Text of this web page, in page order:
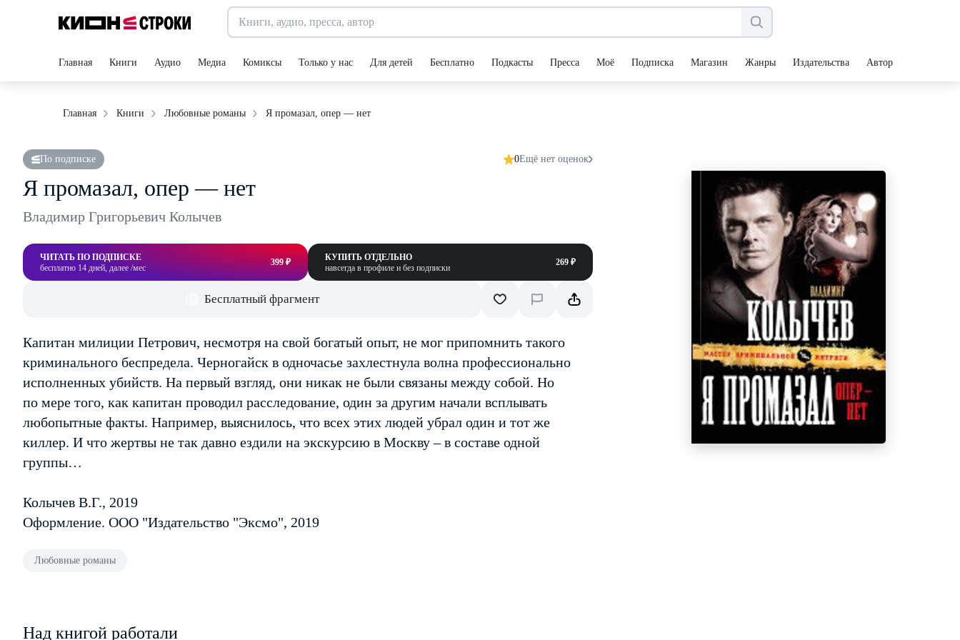
Главная Книги Аудио Медиа Комиксы Только у нас Для детей Бесплатно Подкасты Пресса Моё Подписка Магазин Жанры Издательства Авторы
Главная Книги Любовные романы Я промазал, опер — нет
По подписке 0Ещё нет оценок
Я промазал, опер — нет
Владимир Григорьевич Колычев
ЧИТАТЬ ПО ПОДПИСКЕ
бесплатно 14 дней, далее /мес
399 ₽
КУПИТЬ ОТДЕЛЬНО
навсегда в профиле и без подписки
269 ₽
Бесплатный фрагмент
Капитан милиции Петрович, несмотря на свой богатый опыт, не мог припомнить такого
криминального беспредела. Черногайск в одночасье захлестнула волна профессионально
исполненных убийств. На первый взгляд, они никак не были связаны между собой. Но
по мере того, как капитан проводил расследование, один за другим начали всплывать
любопытные факты. Например, выяснилось, что всех этих людей убрал один и тот же
киллер. И что жертвы не так давно ездили на экскурсию в Москву – в составе одной
группы…
Колычев В.Г., 2019
Оформление. ООО "Издательство "Эксмо", 2019
Любовные романы
Над книгой работали